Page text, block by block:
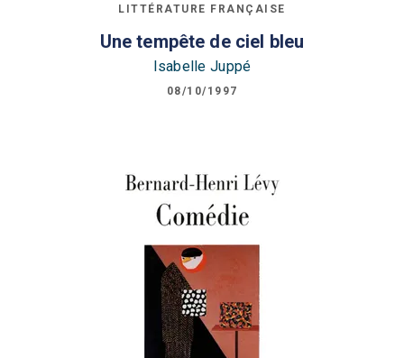
LITTÉRATURE FRANÇAISE
Une tempête de ciel bleu
Isabelle Juppé
08/10/1997